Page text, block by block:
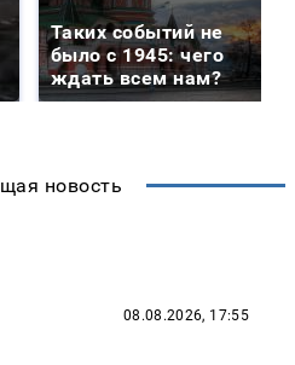
Таких событий не
было с 1945: чего
ждать всем нам?
новость
08.08.2026, 17:55